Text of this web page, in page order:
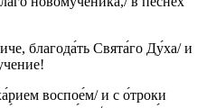
благода́ть Свята́го Ду́ха/ и
воспое́м/ и с о́троки